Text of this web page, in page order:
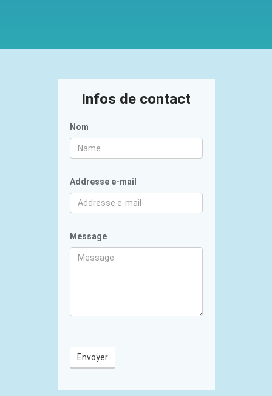
Infos de contact
Nom
Addresse e-mail
Message
Envoyer